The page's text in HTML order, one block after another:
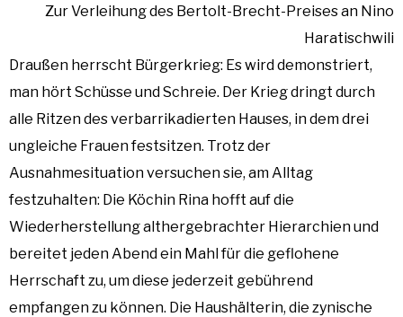
Zur Verleihung des Bertolt-Brecht-Preises an Nino
Haratischwili
Draußen herrscht Bürgerkrieg: Es wird demonstriert,
man hört Schüsse und Schreie. Der Krieg dringt durch
alle Ritzen des verbarrikadierten Hauses, in dem drei
ungleiche Frauen festsitzen. Trotz der
Ausnahmesituation versuchen sie, am Alltag
festzuhalten: Die Köchin Rina hofft auf die
Wiederherstellung althergebrachter Hierarchien und
bereitet jeden Abend ein Mahl für die geflohene
Herrschaft zu, um diese jederzeit gebührend
empfangen zu können. Die Haushälterin, die zynische